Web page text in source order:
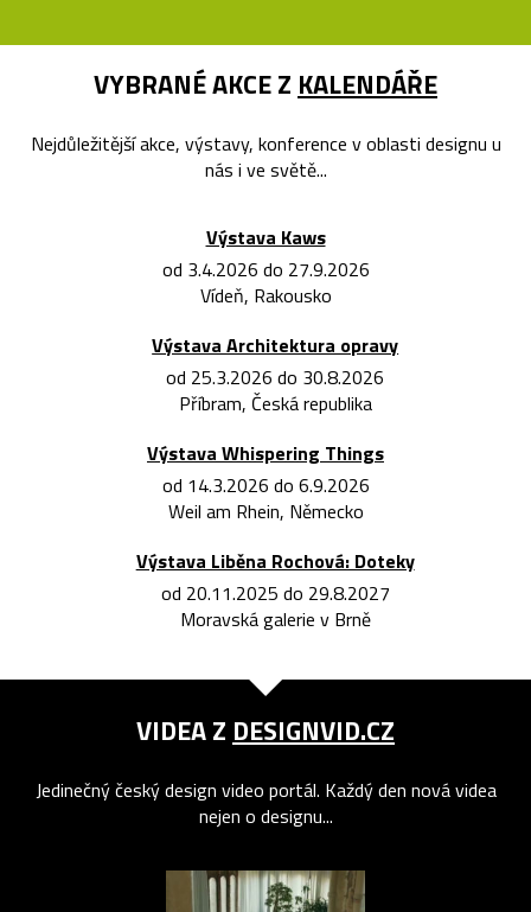
VYBRANÉ AKCE Z KALENDÁŘE
Nejdůležitější akce, výstavy, konference v oblasti designu u
nás i ve světě...
Výstava Kaws
od 3.4.2026 do 27.9.2026
Vídeň, Rakousko
Výstava Architektura opravy
od 25.3.2026 do 30.8.2026
Příbram, Česká republika
Výstava Whispering Things
od 14.3.2026 do 6.9.2026
Weil am Rhein, Německo
Výstava Liběna Rochová: Doteky
od 20.11.2025 do 29.8.2027
Moravská galerie v Brně
VIDEA Z DESIGNVID.CZ
Jedinečný český design video portál. Každý den nová videa
nejen o designu...